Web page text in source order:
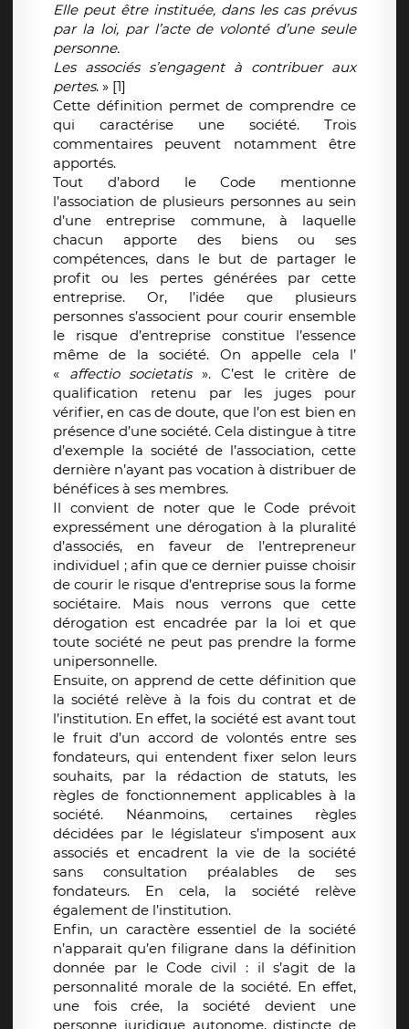
Elle peut être instituée, dans les cas prévus
par la loi, par l’acte de volonté d’une seule
personne.
Les associés s’engagent à contribuer aux
pertes. » [1]
Cette définition permet de comprendre ce
qui caractérise une société. Trois
commentaires peuvent notamment être
apportés.
Tout d’abord le Code mentionne
l’association de plusieurs personnes au sein
d’une entreprise commune, à laquelle
chacun apporte des biens ou ses
compétences, dans le but de partager le
profit ou les pertes générées par cette
entreprise. Or, l’idée que plusieurs
personnes s’associent pour courir ensemble
le risque d’entreprise constitue l’essence
même de la société. On appelle cela l’
« affectio societatis». C’est le critère de
qualification retenu par les juges pour
vérifier, en cas de doute, que l’on est bien en
présence d’une société. Cela distingue à titre
d’exemple la société de l’association, cette
dernière n’ayant pas vocation à distribuer de
bénéfices à ses membres.
Il convient de noter que le Code prévoit
expressément une dérogation à la pluralité
d’associés, en faveur de l’entrepreneur
individuel ; afin que ce dernier puisse choisir
de courir le risque d’entreprise sous la forme
sociétaire. Mais nous verrons que cette
dérogation est encadrée par la loi et que
toute société ne peut pas prendre la forme
unipersonnelle.
Ensuite, on apprend de cette définition que
la société relève à la fois du contrat et de
l’institution. En effet, la société est avant tout
le fruit d’un accord de volontés entre ses
fondateurs, qui entendent fixer selon leurs
souhaits, par la rédaction de statuts, les
règles de fonctionnement applicables à la
société. Néanmoins, certaines règles
décidées par le législateur s’imposent aux
associés et encadrent la vie de la société
sans consultation préalables de ses
fondateurs. En cela, la société relève
également de l’institution.
Enfin, un caractère essentiel de la société
n’apparait qu’en filigrane dans la définition
donnée par le Code civil : il s’agit de la
personnalité morale de la société. En effet,
une fois crée, la société devient une
personne juridique autonome, distincte de